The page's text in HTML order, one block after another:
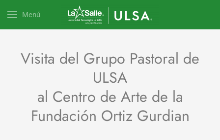
Menú
Visita del Grupo Pastoral de
ULSA
al Centro de Arte de la
Fundación Ortiz Gurdian